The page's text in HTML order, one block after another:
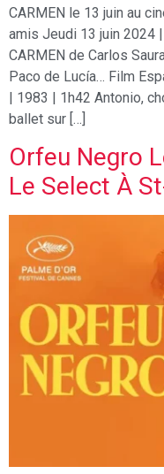
CARMEN le 13 juin au
amis Jeudi 13 juin 2024
CARMEN de Carlos
Paco de Lucía… Film
| 1983 | 1h42 Antonio,
ballet sur […]
Orfeu Negro
Le Select À